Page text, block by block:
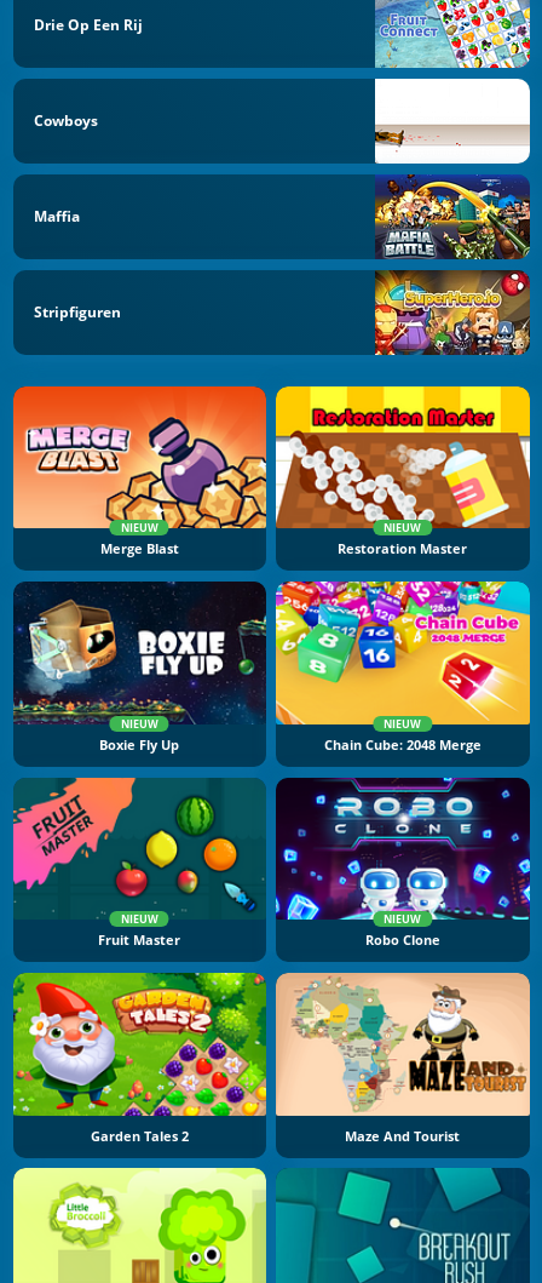
Drie Op Een Rij
Cowboys
Maffia
Stripfiguren
NIEUW
Merge Blast
NIEUW
Restoration Master
NIEUW
Boxie Fly Up
NIEUW
Chain Cube: 2048 Merge
NIEUW
Fruit Master
NIEUW
Robo Clone
Garden Tales 2 Maze And Tourist